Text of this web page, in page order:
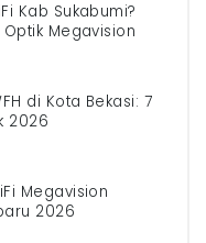
Kab Sukabumi?
Megavision
di Kota Bekasi: 7
2026
Megavision
2026